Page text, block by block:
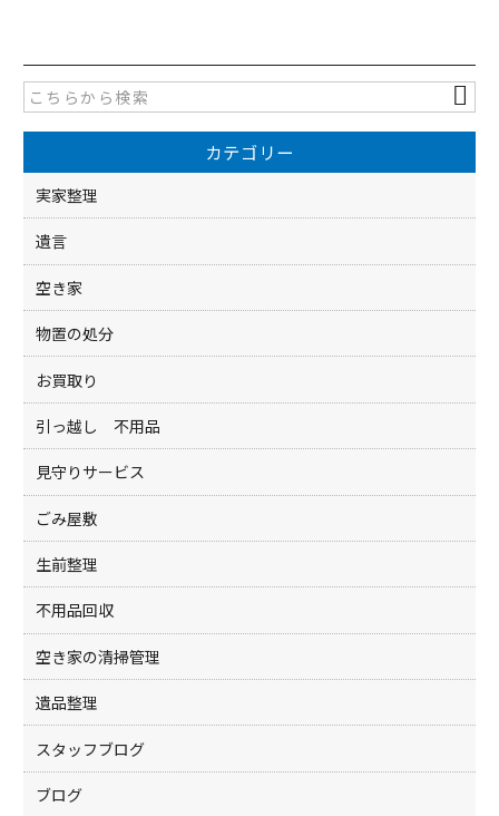
e
b
o
o
k
er
カテゴリー
実家整理
遺言
空き家
物置の処分
お買取り
引っ越し 不用品
見守りサービス
ごみ屋敷
生前整理
不用品回収
空き家の清掃管理
遺品整理
スタッフブログ
ブログ